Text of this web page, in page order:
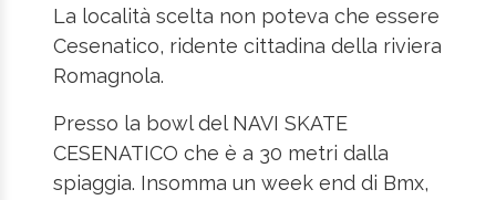
La località scelta non poteva che essere
Cesenatico, ridente cittadina della riviera
Romagnola.
Presso la bowl del NAVI SKATE
CESENATICO che è a 30 metri dalla
spiaggia. Insomma un week end di Bmx,